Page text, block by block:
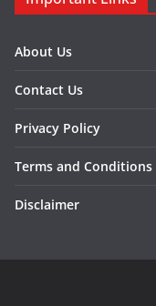
About Us
Contact Us
Privacy Policy
Terms and Conditions
Disclaimer